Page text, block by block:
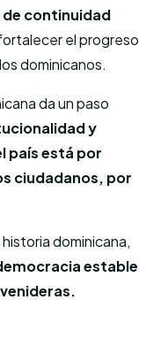
de continuidad
el progreso
dominicanos.
da un paso
y
país está por
ciudadanos, por
dominicana,
estable